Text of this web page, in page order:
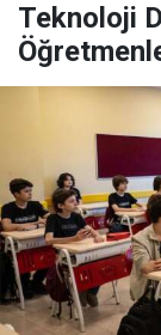
Teknoloji